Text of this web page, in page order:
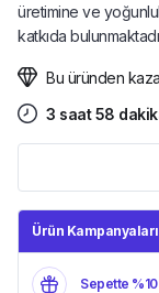
üretimine ve
katkıda
Bu üründen
3 saat 58
Ürün Kampanyaları
Sepette %10